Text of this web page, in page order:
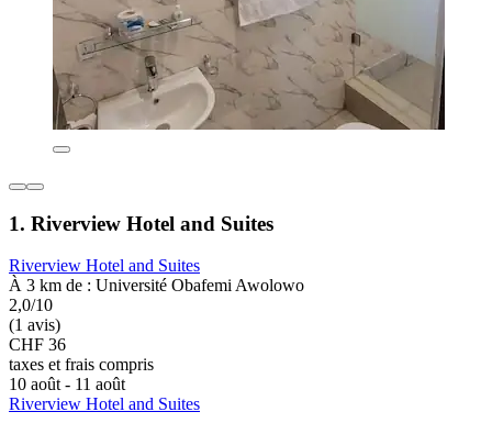
1. Riverview Hotel and Suites
Riverview Hotel and Suites
À 3 km de : Université Obafemi Awolowo
2,0/10
(1 avis)
CHF 36
taxes et frais compris
10 août - 11 août
Riverview Hotel and Suites